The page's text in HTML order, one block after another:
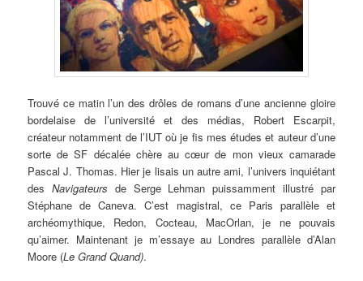
Trouvé ce matin l’un des drôles de romans d’une ancienne gloire
bordelaise de l’université et des médias, Robert Escarpit,
créateur notamment de l’IUT où je fis mes études et auteur d’une
sorte de SF décalée chère au cœur de mon vieux camarade
Pascal J. Thomas. Hier je lisais un autre ami, l’univers inquiétant
des Navigateurs de Serge Lehman puissamment illustré par
Stéphane de Caneva. C’est magistral, ce Paris parallèle et
archéomythique, Redon, Cocteau, MacOrlan, je ne pouvais
qu’aimer. Maintenant je m’essaye au Londres parallèle d’Alan
Moore (Le Grand Quand).